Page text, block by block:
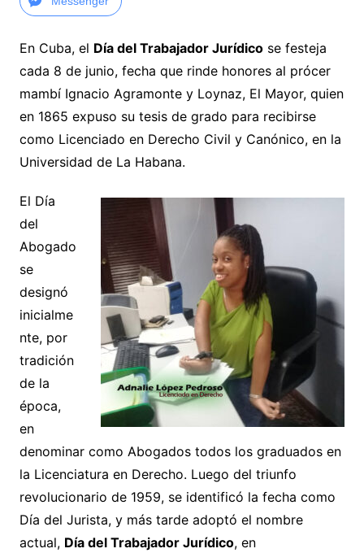
En Cuba, el Día del Trabajador Jurídicose festeja
cada 8 de junio, fecha que rinde honores al prócer
mambí Ignacio Agramonte y Loynaz, El Mayor, quien
en 1865 expuso su tesis de grado para recibirse
como Licenciado en Derecho Civil y Canónico, en la
Universidad de La Habana.
El Día
del
Abogado
se
designó
inicialme
nte, por
tradición
de la
época,
en
denominar como Abogados todos los graduados en
la Licenciatura en Derecho. Luego del triunfo
revolucionario de 1959, se identificó la fecha como
Día del Jurista, y más tarde adoptó el nombre
actual, Día del Trabajador Jurídico, en